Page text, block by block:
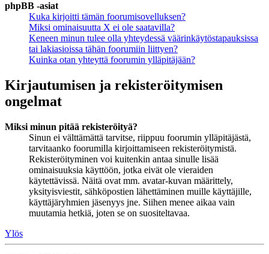
phpBB -asiat
Kuka kirjoitti tämän foorumisovelluksen?
Miksi ominaisuutta X ei ole saatavilla?
Keneen minun tulee olla yhteydessä väärinkäytöstapauksissa
tai lakiasioissa tähän foorumiin liittyen?
Kuinka otan yhteyttä foorumin ylläpitäjään?
Kirjautumisen ja rekisteröitymisen
ongelmat
Miksi minun pitää rekisteröityä?
Sinun ei välttämättä tarvitse, riippuu foorumin ylläpitäjästä,
tarvitaanko foorumilla kirjoittamiseen rekisteröitymistä.
Rekisteröityminen voi kuitenkin antaa sinulle lisää
ominaisuuksia käyttöön, jotka eivät ole vieraiden
käytettävissä. Näitä ovat mm. avatar-kuvan määrittely,
yksityisviestit, sähköpostien lähettäminen muille käyttäjille,
käyttäjäryhmien jäsenyys jne. Siihen menee aikaa vain
muutamia hetkiä, joten se on suositeltavaa.
Ylös